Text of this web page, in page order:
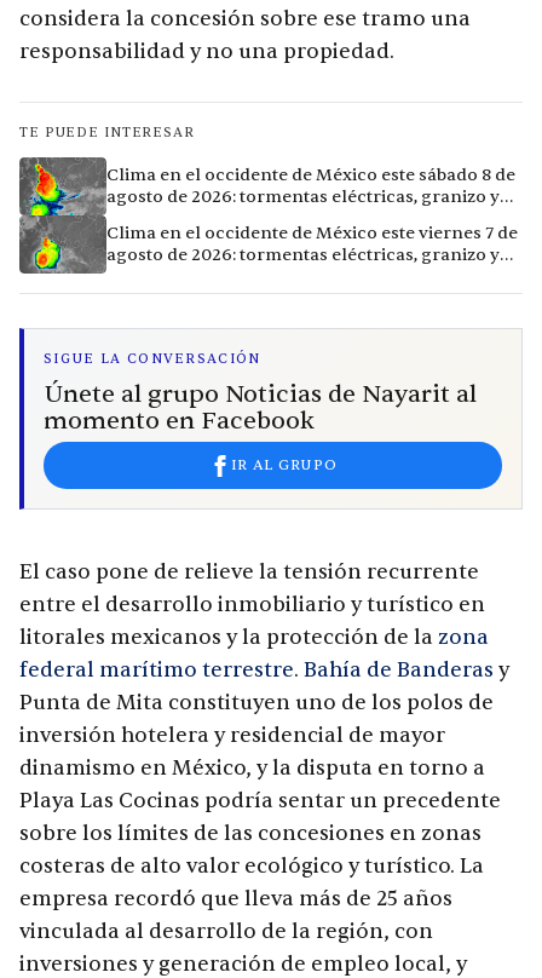
considera la concesión sobre ese tramo una
responsabilidad y no una propiedad.
TE PUEDE INTERESAR
Clima en el occidente de México este sábado 8 de
agosto de 2026: tormentas eléctricas, granizo y
Clima en el occidente de México este viernes 7 de
agosto de 2026: tormentas eléctricas, granizo y
SIGUE LA CONVERSACIÓN
Únete al grupo Noticias de Nayarit al
momento en Facebook
IR AL GRUPO
El caso pone de relieve la tensión recurrente
entre el desarrollo inmobiliario y turístico en
litorales mexicanos y la protección de la zona
federal marítimo terrestre. Bahía de Banderas y
Punta de Mita constituyen uno de los polos de
inversión hotelera y residencial de mayor
dinamismo en México, y la disputa en torno a
Playa Las Cocinas podría sentar un precedente
sobre los límites de las concesiones en zonas
costeras de alto valor ecológico y turístico. La
empresa recordó que lleva más de 25 años
vinculada al desarrollo de la región, con
inversiones y generación de empleo local, y